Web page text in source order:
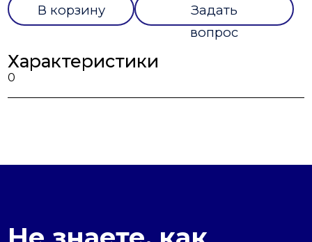
В корзину
Задать
вопрос
Характеристики
0